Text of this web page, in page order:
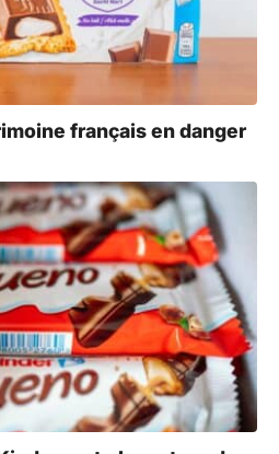
français en danger